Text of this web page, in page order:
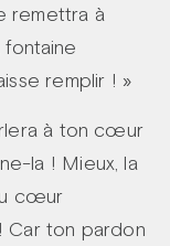
remettra à
remplir ! »
à ton cœur
la ! Mieux, la
cœur
Car ton pardon